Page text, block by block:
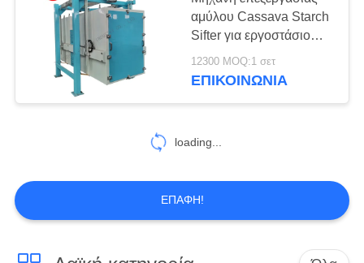
μηχανή
Μηχανή
22
αμύλου Cassava Starch
Sifter για εργοστάσιο
παραγωγής αμύλου
τροφίμων
12300 MOQ:1 σετ
ΕΠΙΚΟΙΝΩΝΙΑ
loading...
ΕΠΑΦΉ!